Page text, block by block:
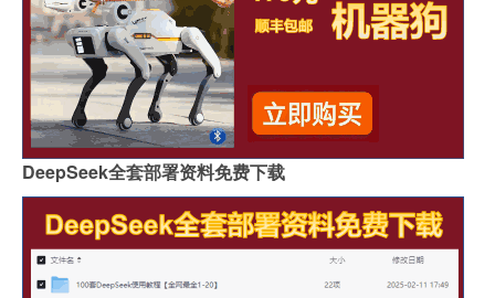
DeepSeek全套部署资料免费下载